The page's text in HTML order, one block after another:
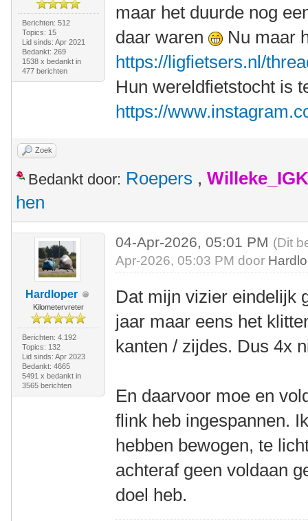
Berichten: 512
Topics: 15
Lid sinds: Apr 2021
Bedankt: 269
1538 x bedankt in
477 berichten
maar het duurde nog
daar waren
Nu maar
https://ligfietsers.nl/
Hun wereldfietstocht is
https://
Zoek
Bedankt door: Roepers ,
hen
Hardloper
Kilometervreter
Berichten: 4.192
Topics: 132
Lid sinds: Apr 2023
Bedankt: 4665
5491 x bedankt in
3565 berichten
04-Apr-2026, 05:01 PM (Dit
Apr-2026, 05:03 PM door
Dat mijn vizier eindelijk
jaar maar eens het
kanten / zijdes. Dus 4x
En daarvoor moe en
flink heb ingespannen.
hebben bewogen, te
achteraf geen voldaan
doel heb.